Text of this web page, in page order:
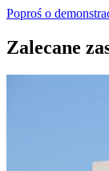
Poproś o
Zalecane